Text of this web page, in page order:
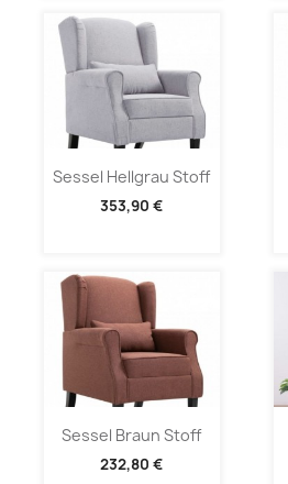
Sessel Hellgrau Stoff
353,90 €
Sessel Braun Stoff
232,80 €